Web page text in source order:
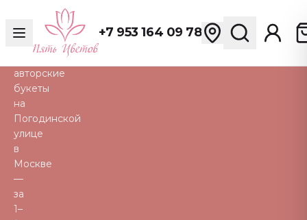
+7 953 164 09 78
пионы,
тюльпаны
авторские
букеты
на
Погодинской
улице
в
Москве
—
за
1–